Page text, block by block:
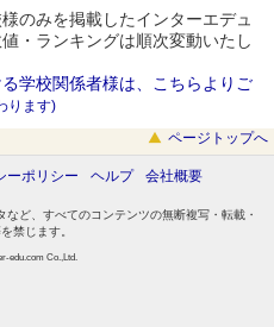
のみを掲載したインターエデュ
・ランキングは順次変動いたし
学校関係者様は、こちらよりご
ります)
ページトップへ
ーポリシー ヘルプ 会社概要
ど、すべてのコンテンツの無断複写・転載・
禁じます。
edu.com Co.,Ltd.